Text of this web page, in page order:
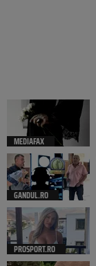
MEDIAFAX
GANDUL.RO
PROSPORT.RO